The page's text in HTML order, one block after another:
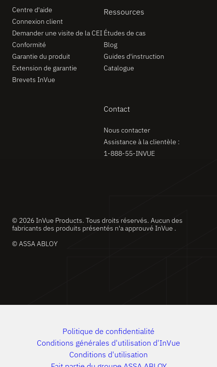
Centre d'aide
Connexion client
Demander une visite de la CEI
Conformité
Garantie du produit
Extension de garantie
Brevets InVue
Ressources
Études de cas
Blog
Guides d'instruction
Catalogue
Contact
Nous contacter
Assistance à la clientèle :
1-888-55-INVUE
© 2026 InVue Products. Tous droits réservés. Aucun des
fabricants des produits présentés n'a approuvé InVue .
© ASSA ABLOY
Politique de confidentialité
Conditions générales d'utilisation d'InVue
Conditions d'utilisation